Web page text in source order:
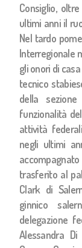
Consiglio,
ultimi anni il
Nel tardo
Interregionale
gli onori di
tecnico
della
funzionalità
attività
negli ultimi
trasferito al
Clark di
ginnico
delegazione
Alessandra